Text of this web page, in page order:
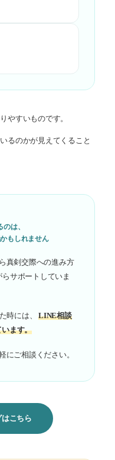
やすいものです。
るのかが見えてくること
は、
もしれません
真剣交際への進み方
サポートしていま
時には、LINE相談
います。
にご相談ください。
こちら